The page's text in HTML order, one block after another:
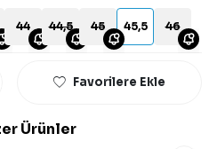
44 44,5 45 45,5 46
Favorilere Ekle
Ürünler